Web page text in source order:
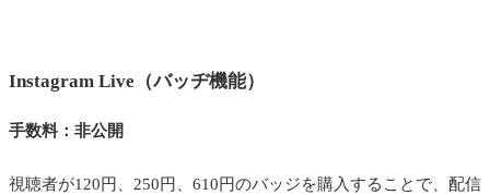
Instagram Live（バッヂ機能）
手数料：非公開
視聴者が120円、250円、610円のバッジを購入することで、配信